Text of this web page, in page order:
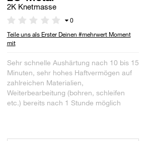
2K Knetmasse
0
Teile uns als Erster Deinen #mehrwert Moment
mit
Sehr schnelle Aushärtung nach 10 bis 15
Minuten, sehr hohes Haftvermögen auf
zahlreichen Materialien,
Weiterbearbeitung (bohren, schleifen
etc.) bereits nach 1 Stunde möglich